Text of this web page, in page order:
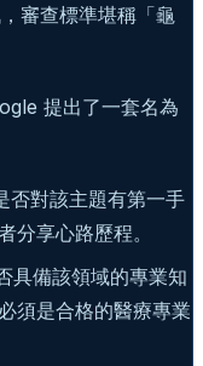
審查標準堪稱「龜
提出了一套名為
否對該主題有第一手
分享心路歷程。
具備該領域的專業知
須是合格的醫療專業